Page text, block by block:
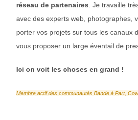
réseau de partenaires . Je travaille
avec des experts web, photographes,
porter vos projets sur tous les canaux
vous proposer un large éventail de
Ici on voit les choses en grand !
Membre actif des communautés Bande à Part,